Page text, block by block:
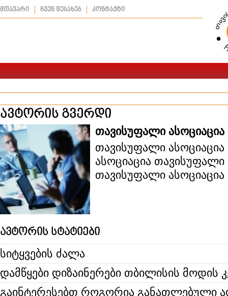
მთავარი ჩვენ შესახებ კონტაქტი
ავტორის გვერდი
თავისუფალი ასოციაცია
თავისუფალი
ასოციაცია თავისუფალი
თავისუფალი ასოციაცია
ავტორის სტატიები
სიტყვების ძალა
დამწყები დიზაინერები თბილისის მოდის
გაინტერესებთ როგორია განათლებული